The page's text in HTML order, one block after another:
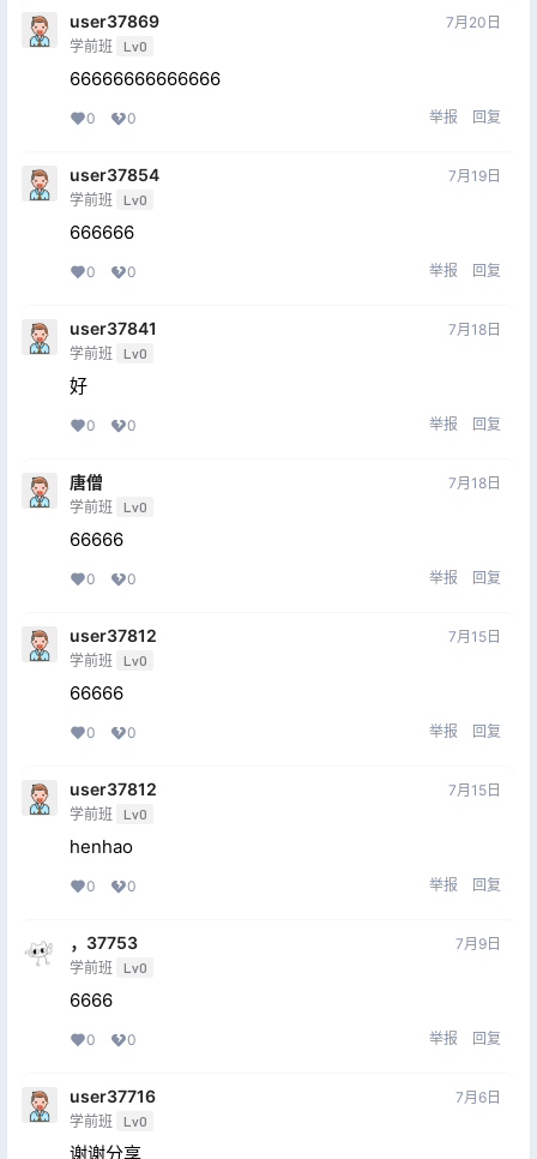
user37869
学前班 Lv0
7月20日
66666666666666
0 0 举报 回复
user37854
学前班 Lv0
7月19日
666666
0 0 举报 回复
user37841
学前班 Lv0
7月18日
好
0 0 举报 回复
唐僧
学前班 Lv0
7月18日
66666
0 0 举报 回复
user37812
学前班 Lv0
7月15日
66666
0 0 举报 回复
user37812
学前班 Lv0
7月15日
henhao
0 0 举报 回复
，37753
学前班 Lv0
7月9日
6666
0 0 举报 回复
user37716
学前班 Lv0
7月6日
谢谢分享